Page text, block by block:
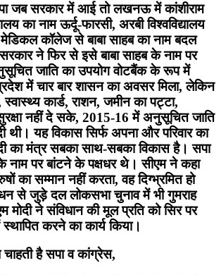
जब सरकार में आई तो लखनऊ में कांशीराम
का नाम ऊर्दू-फारसी, अरबी विश्वविद्यालय
कॉलेज से बाबा साहब का नाम बदल
सरकार ने फिर से इसे बाबा साहब के नाम पर
जाति का उपयोग वोटबैंक के रूप में
में चार बार शासन का अवसर मिला, लेकिन
कार्ड, राशन, जमीन का पट्टा,
नहीं दे सके, 2015-16 में अनुसूचित जाति
थी। यह विकास सिर्फ अपना और परिवार का
का मंत्र सबका साथ-सबका विकास है। सपा
नाम पर बांटने के पक्षधर थे। सीएम ने कहा
का सम्मान नहीं करता, वह दिग्भ्रमित हो
से जुड़े दल लोकसभा चुनाव में भी गुमराह
ने संविधान की मूल प्रति को सिर पर
करने का कार्य किया।
चाहती है सपा व कांग्रेस,